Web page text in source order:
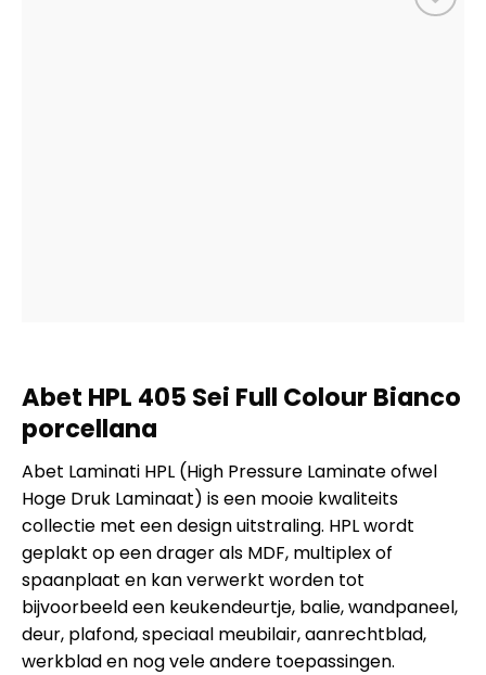
Abet HPL 405 Sei Full Colour Bianco
porcellana
Abet Laminati HPL (High Pressure Laminate ofwel
Hoge Druk Laminaat) is een mooie kwaliteits
collectie met een design uitstraling. HPL wordt
geplakt op een drager als MDF, multiplex of
spaanplaat en kan verwerkt worden tot
bijvoorbeeld een keukendeurtje, balie, wandpaneel,
deur, plafond, speciaal meubilair, aanrechtblad,
werkblad en nog vele andere toepassingen.